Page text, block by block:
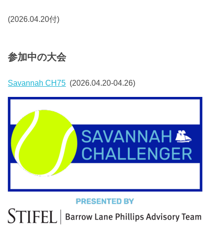
(2026.04.20付)
参加中の大会
Savannah CH75 (2026.04.20-04.26)